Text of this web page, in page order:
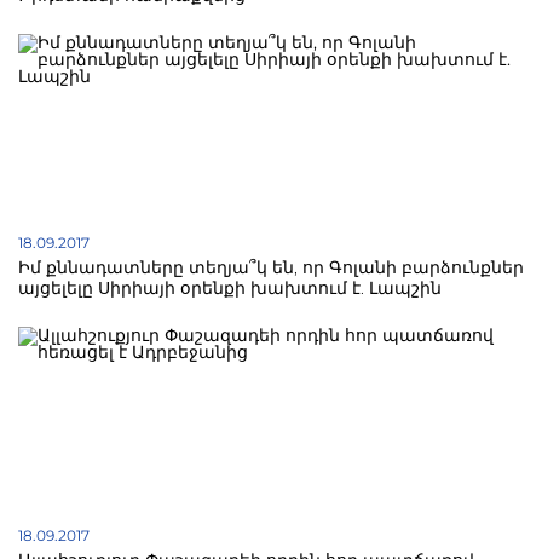
18.09.2017
Իմ քննադատները տեղյա՞կ են, որ Գոլանի բարձունքներ
այցելելը Սիրիայի օրենքի խախտում է. Լապշին
18.09.2017